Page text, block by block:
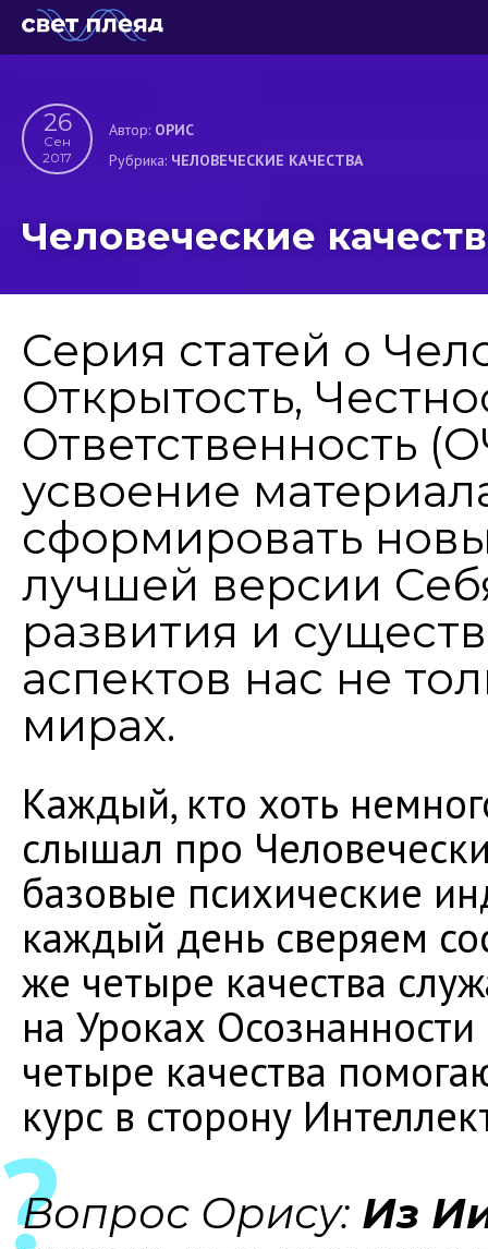
26
Сен
2017
Автор: ОРИС
Рубрика: ЧЕЛОВЕЧЕСКИЕ КАЧЕСТВА
Человеческие
Серия статей о
Открытость,
Ответственность
усвоение
сформировать
лучшей версии
развития и
аспектов нас не
мирах.
Каждый, кто хоть
слышал про
базовые психические
каждый день сверяем
же четыре качества
на Уроках
четыре качества
курс в сторону
Вопрос Орису: Из